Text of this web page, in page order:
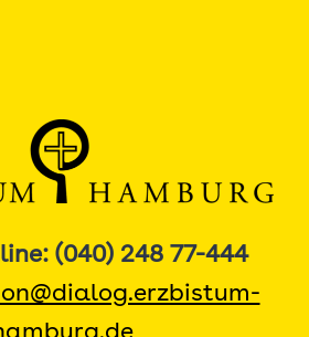
(040) 248 77-444